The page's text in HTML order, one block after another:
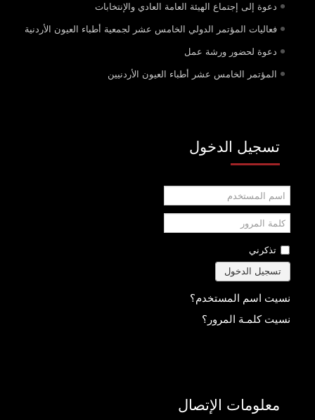
دعوة إلى إجتماع الهيئة العامة العادي والإنتخابات
فعاليات المؤتمر الدولي الخامس عشر لجمعية أطباء العيون الأردنية
دعوة لحضور ورشة عمل
المؤتمر الخامس عشر أطباء العيون الأردنيين
تسجيل الدخول
اسم
المستخدم
كلمة
المرور
تذكرني
تسجيل الدخول
نسيت اسم المستخدم؟
نسيت كلمـة المرور؟
معلومات الإتصال